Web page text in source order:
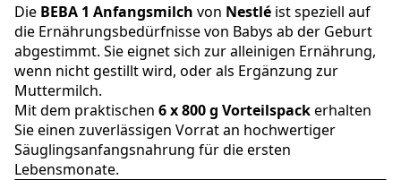
Die BEBA 1 Anfangsmilch von Nestlé ist speziell auf
die Ernährungsbedürfnisse von Babys ab der Geburt
abgestimmt. Sie eignet sich zur alleinigen Ernährung,
wenn nicht gestillt wird, oder als Ergänzung zur
Muttermilch.
Mit dem praktischen 6 x 800 g Vorteilspackerhalten
Sie einen zuverlässigen Vorrat an hochwertiger
Säuglingsanfangsnahrung für die ersten
Lebensmonate.